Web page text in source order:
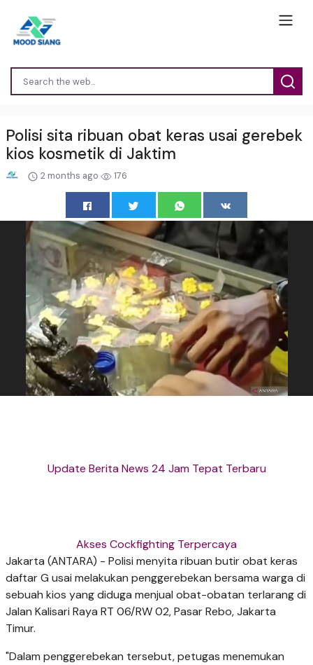
Polisi sita ribuan obat keras usai gerebek
kios kosmetik di Jaktim
2 months ago 176
Update Berita News 24 Jam Tepat Terbaru
Akses Cockfighting Terpercaya
Jakarta (ANTARA) - Polisi menyita ribuan butir obat keras
daftar G usai melakukan penggerebekan bersama warga di
sebuah kios yang diduga menjual obat-obatan terlarang di
Jalan Kalisari Raya RT 06/RW 02, Pasar Rebo, Jakarta
Timur.
"Dalam penggerebekan tersebut, petugas menemukan